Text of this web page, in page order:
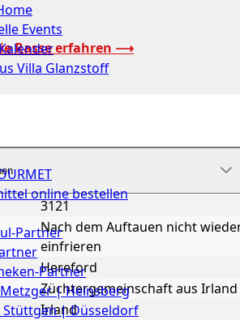
Events
Villa Glanzstoff
online bestellen
Partner
Partner
| Heinsberg
Stüttgen | Düsseldorf
Rasse erfahren ⟶
3121
Nach dem Auftauen nicht
einfrieren
Hereford
Züchtergemeinschaft aus Irland
Irland